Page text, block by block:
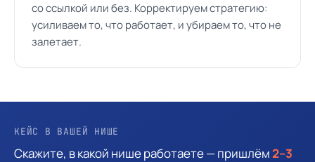
со ссылкой или без. Корректируем стратегию:
усиливаем то, что работает, и убираем то, что не
залетает.
КЕЙС В ВАШЕЙ НИШЕ
Скажите, в какой нише работаете — пришлём2–3